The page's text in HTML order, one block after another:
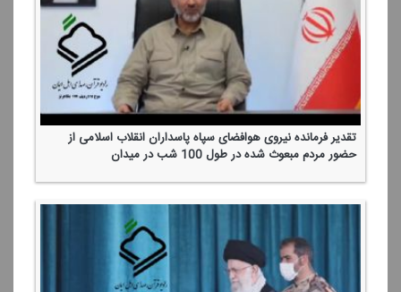
تقدیر فرمانده نیروی هوافضای سپاه پاسداران انقلاب اسلامی از
حضور مردم مبعوث شده در طول 100 شب در میدان